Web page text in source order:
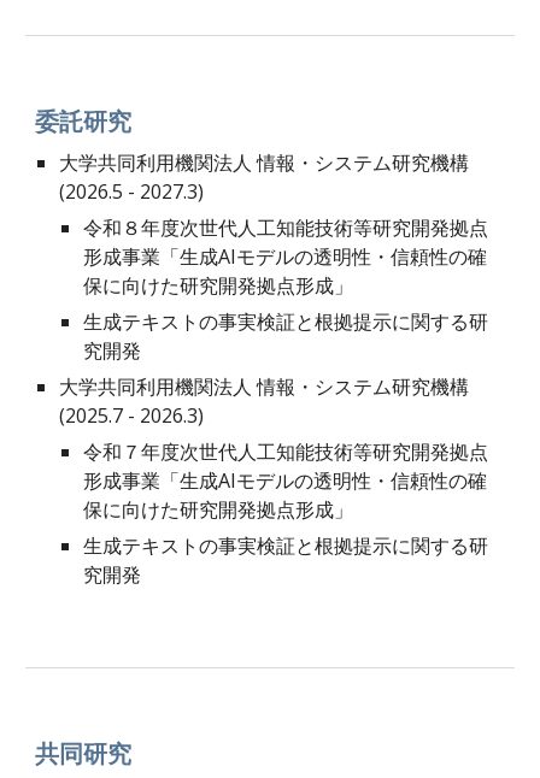
委託研究
大学共同利用機関法人 情報・システム研究機構
(2026.5 - 2027.3)
令和８年度次世代人工知能技術等研究開発拠点
形成事業「生成AIモデルの透明性・信頼性の確
保に向けた研究開発拠点形成」
生成テキストの事実検証と根拠提示に関する研
究開発
大学共同利用機関法人 情報・システム研究機構
(2025.7 - 2026.3)
令和７年度次世代人工知能技術等研究開発拠点
形成事業「生成AIモデルの透明性・信頼性の確
保に向けた研究開発拠点形成」
生成テキストの事実検証と根拠提示に関する研
究開発
共同研究